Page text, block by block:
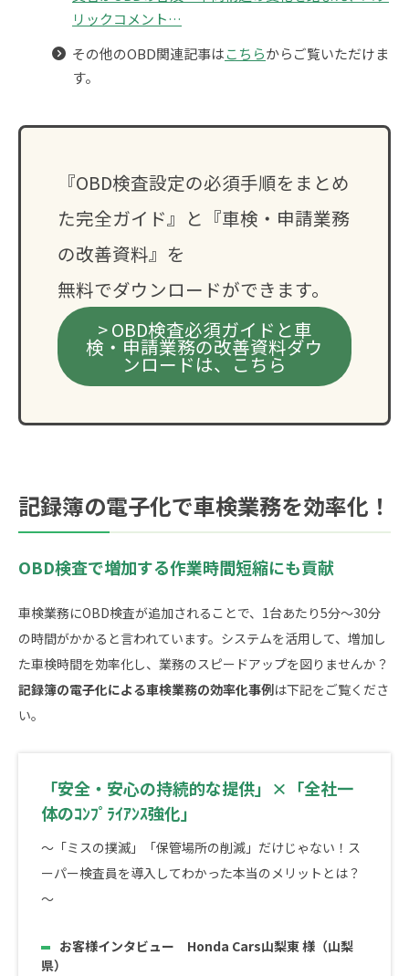
リックコメント…
その他のOBD関連記事はこちらからご覧いただけま
す。
『OBD検査設定の必須手順をまとめ
た完全ガイド』と『車検・申請業務
の改善資料』を
無料でダウンロードができます。
> OBD検査必須ガイドと車
検・申請業務の改善資料ダウ
ンロードは、こちら
記録簿の電子化で車検業務を効率化！
OBD検査で増加する作業時間短縮にも貢献
車検業務にOBD検査が追加されることで、1台あたり5分～30分
の時間がかかると言われています。システムを活用して、増加し
た車検時間を効率化し、業務のスピードアップを図りませんか？
記録簿の電子化による車検業務の効率化事例は下記をご覧くださ
い。
「安全・安心の持続的な提供」×「全社一
体のｺﾝﾌﾟﾗｲｱﾝｽ強化」
～「ミスの撲滅」「保管場所の削減」だけじゃない！ス
ーパー検査員を導入してわかった本当のメリットとは？
～
お客様インタビュー Honda Cars山梨東 様（山梨
県）